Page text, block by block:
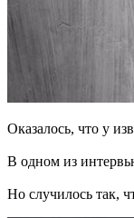
Оказалось, что у
В одном из
Но случилось так,